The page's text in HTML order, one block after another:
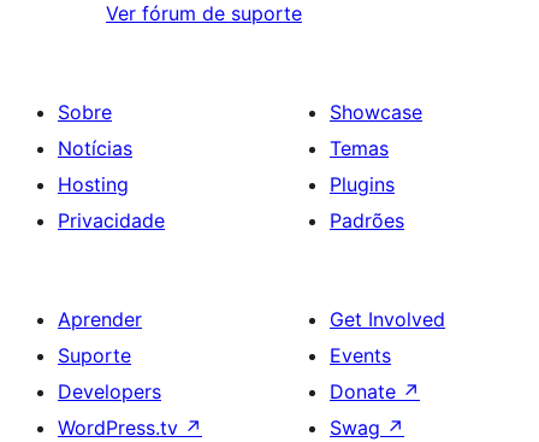
Ver fórum de suporte
Sobre
Notícias
Hosting
Privacidade
Showcase
Temas
Plugins
Padrões
Aprender
Suporte
Developers
WordPress.tv ↗
Get Involved
Events
Donate ↗
Swag ↗